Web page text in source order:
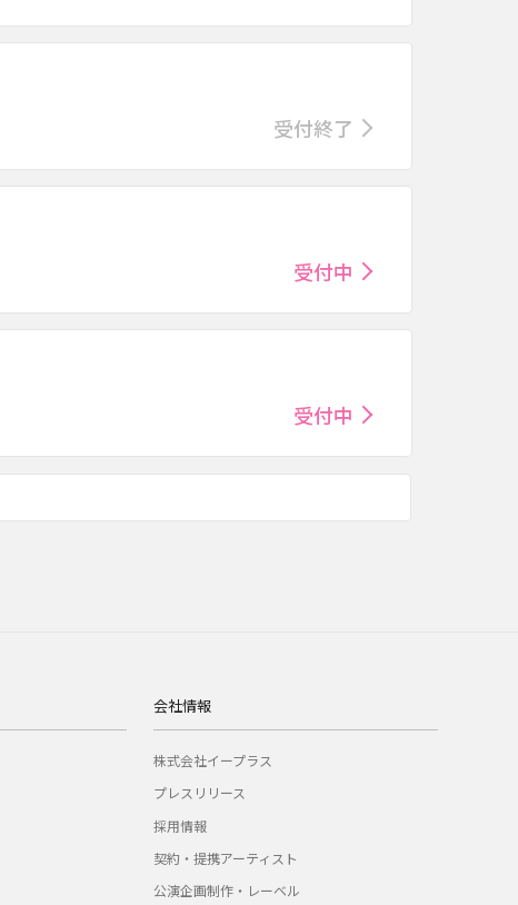
受付終了
受付中
受付中
会社情報
株式会社イープラス
プレスリリース
採用情報
契約・提携アーティスト
公演企画制作・レーベル